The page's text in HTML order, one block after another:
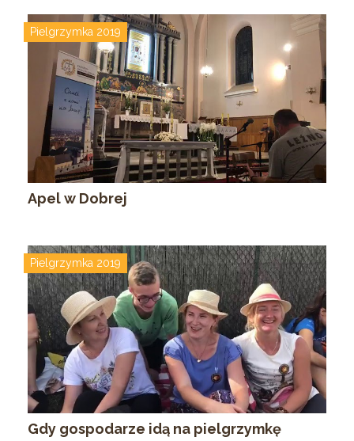
Pielgrzymka 2019
Apel w Dobrej
Pielgrzymka 2019
Gdy gospodarze idą na pielgrzymkę